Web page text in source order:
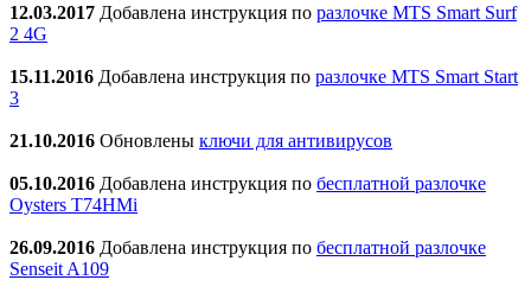
12.03.2017 Добавлена инструкция по разлочке MTS Smart Surf
2 4G
15.11.2016 Добавлена инструкция по разлочке MTS Smart Start
3
21.10.2016 Обновлены ключи для антивирусов
05.10.2016 Добавлена инструкция по бесплатной разлочке
Oysters T74HMi
26.09.2016 Добавлена инструкция по бесплатной разлочке
Senseit A109